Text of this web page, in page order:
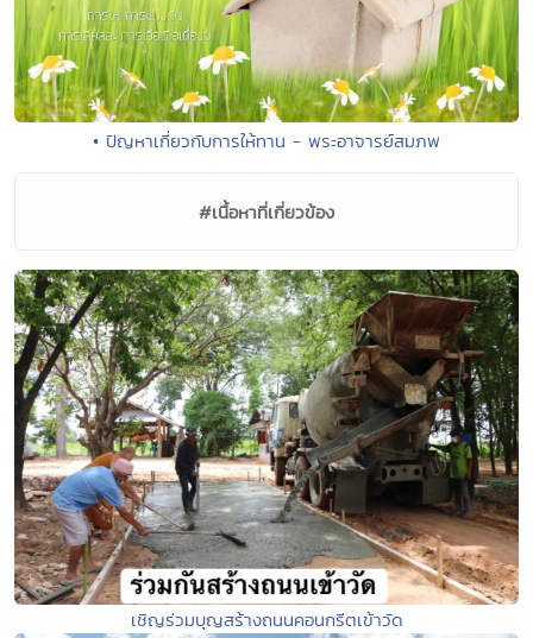
• ปัญหาเกี่ยวกับการให้ทาน - พระอาจารย์สมภพ
#เนื้อหาที่เกี่ยวข้อง
เชิญร่วมบุญสร้างถนนคอนกรีตเข้าวัด